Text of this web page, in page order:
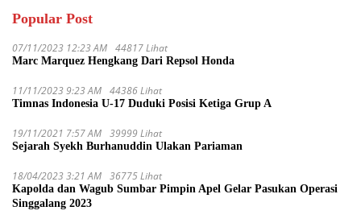
Popular Post
07/11/2023 12:23 AM 44817 Lihat
Marc Marquez Hengkang Dari Repsol Honda
11/11/2023 9:23 AM 44386 Lihat
Timnas Indonesia U-17 Duduki Posisi Ketiga Grup A
19/11/2021 7:57 AM 39999 Lihat
Sejarah Syekh Burhanuddin Ulakan Pariaman
18/04/2023 3:21 AM 36775 Lihat
Kapolda dan Wagub Sumbar Pimpin Apel Gelar Pasukan Operasi
Singgalang 2023